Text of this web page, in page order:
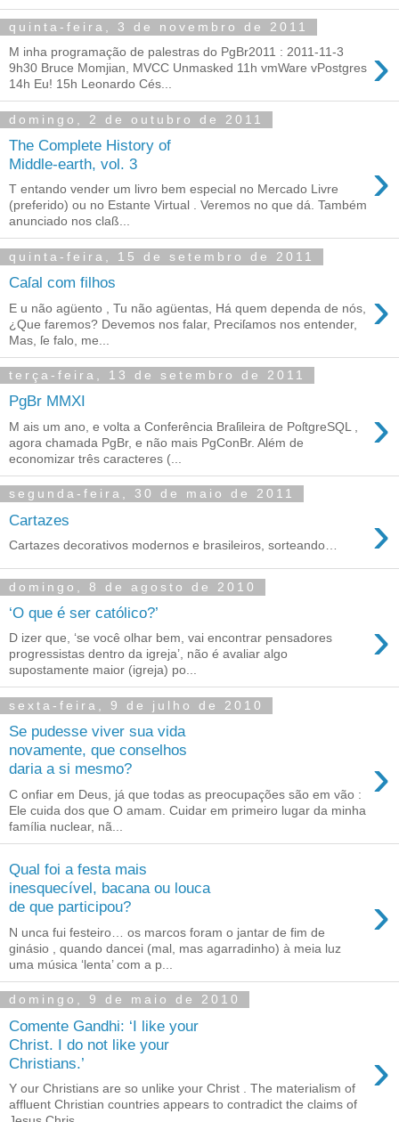
quinta-feira, 3 de novembro de 2011
›
M inha programação de palestras do PgBr2011 : 2011-11-3
9h30 Bruce Momjian, MVCC Unmasked 11h vmWare vPostgres
14h Eu! 15h Leonardo Cés...
domingo, 2 de outubro de 2011
The Complete History of
Middle-earth, vol. 3
›
T entando vender um livro bem especial no Mercado Livre
(preferido) ou no Estante Virtual . Veremos no que dá. Também
anunciado nos claß...
quinta-feira, 15 de setembro de 2011
Caſal com filhos ›
E u não agüento , Tu não agüentas, Há quem dependa de nós,
¿Que faremos? Devemos nos falar, Preciſamos nos entender,
Mas, ſe falo, me...
terça-feira, 13 de setembro de 2011
PgBr MMXI ›
M ais um ano, e volta a Conferência Braſileira de PoſtgreSQL ,
agora chamada PgBr, e não mais PgConBr. Além de
economizar três caracteres (...
segunda-feira, 30 de maio de 2011
Cartazes ›
Cartazes decorativos modernos e brasileiros, sorteando…
domingo, 8 de agosto de 2010
‘O que é ser católico?’ ›
D izer que, ‘se você olhar bem, vai encontrar pensadores
progressistas dentro da igreja’, não é avaliar algo
supostamente maior (igreja) po...
sexta-feira, 9 de julho de 2010
Se pudesse viver sua vida
novamente, que conselhos
daria a si mesmo?
›
C onfiar em Deus, já que todas as preocupações são em vão :
Ele cuida dos que O amam. Cuidar em primeiro lugar da minha
família nuclear, nã...
Qual foi a festa mais
inesquecível, bacana ou louca
de que participou?
›
N unca fui festeiro… os marcos foram o jantar de fim de
ginásio , quando dancei (mal, mas agarradinho) à meia luz
uma música ‘lenta’ com a p...
domingo, 9 de maio de 2010
Comente Gandhi: ‘I like your
Christ. I do not like your
Christians.’
›
Y our Christians are so unlike your Christ . The materialism of
affluent Christian countries appears to contradict the claims of